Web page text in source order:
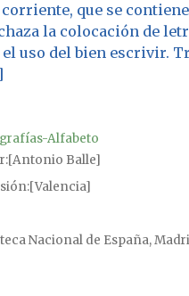
que se
la colocación de
uso del bien escrivir.
Alfabeto
[Antonio Balle]
[Valencia]
Nacional de España,